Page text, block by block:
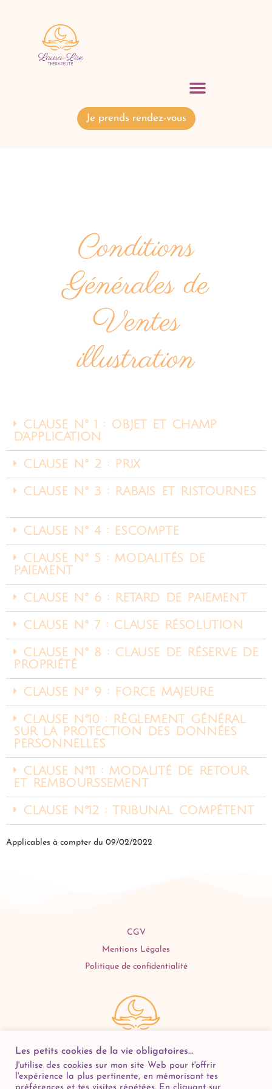
Je prends rendez-vous
Conditions
Générales de
Ventes
illustration
CLAUSE N° 1 : OBJET ET CHAMP
D'APPLICATION ​
CLAUSE N° 2 : PRIX ​
CLAUSE N° 3 : RABAIS ET RISTOURNES
CLAUSE N° 4 : ESCOMPTE ​
CLAUSE N° 5 : MODALITÉS DE
PAIEMENT​
CLAUSE N° 6 : RETARD DE PAIEMENT​
CLAUSE N° 7 : CLAUSE RÉSOLUTION​
CLAUSE N° 8 : CLAUSE DE RÉSERVE DE
PROPRIÉTÉ​
CLAUSE N° 9 : FORCE MAJEURE​
CLAUSE N°10 : RÈGLEMENT GÉNÉRAL
SUR LA PROTECTION DES DONNÉES
PERSONNELLES​
CLAUSE N°11 : MODALITÉ DE RETOUR
ET REMBOURSSEMENT
CLAUSE N°12 : TRIBUNAL COMPÉTENT​
Applicables à compter du 09/02/2022
CGV
Mentions Légales
Politique de confidentialité
S'inscrire à la Rêvolettre
Les petits cookies de la vie obligatoires...
J'utilise des cookies sur mon site Web pour t'offrir
l'expérience la plus pertinente, en mémorisant tes